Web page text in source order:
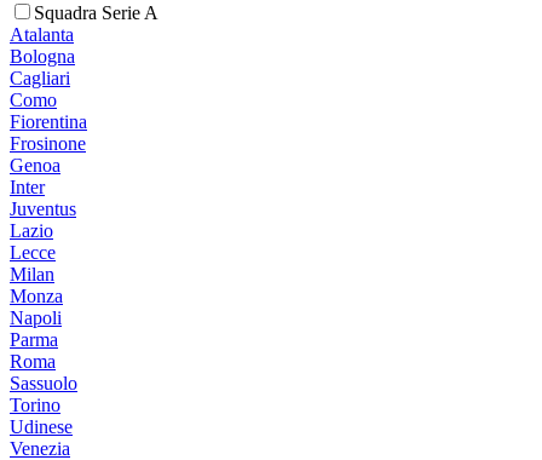
Squadra Serie A
Atalanta
Bologna
Cagliari
Como
Fiorentina
Frosinone
Genoa
Inter
Juventus
Lazio
Lecce
Milan
Monza
Napoli
Parma
Roma
Sassuolo
Torino
Udinese
Venezia